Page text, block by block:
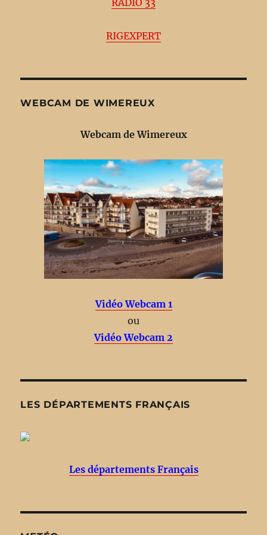
RIGEXPERT
WEBCAM DE WIMEREUX
Webcam de Wimereux
Vidéo Webcam 1
ou
Vidéo Webcam 2
LES DÉPARTEMENTS FRANÇAIS
Les départements Français